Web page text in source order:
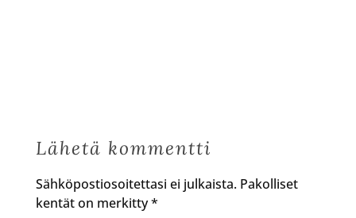
Lähetä kommentti
Sähköpostiosoitettasi ei julkaista. Pakolliset
kentät on merkitty*